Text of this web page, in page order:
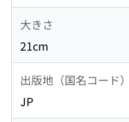
大きさ
21cm
出版地（国名コード）
JP